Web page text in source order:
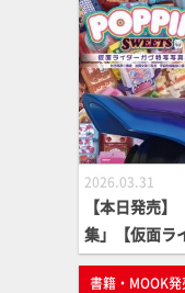
2026.03.31
【本日発売
集」【仮面ラ
書籍・MOOK